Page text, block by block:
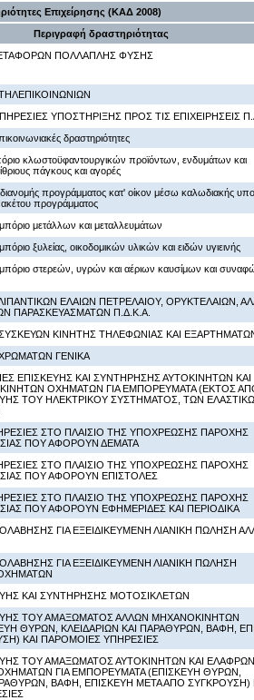
Επιχείρησης (ΚΑΔ 2008)
Περιγραφή δραστηριότητας
ΠΟΛΛΑΠΛΗΣ ΦΥΣΗΣ
ΥΠΟΣΤΗΡΙΞΗΣ ΠΡΟΣ ΤΙΣ ΕΠΙΧΕΙΡΗΣΕΙΣ
δραστηριότητες
κλωστοϋφαντουργικών προϊόντων, ενδυμάτων και
πάγκους και αγορές
προγράμματος κατ' οίκον μέσω καλωδιακής
προγράμματος
μετάλλων και μεταλλευμάτων
ξυλείας, οικοδομικών υλικών και ειδών υγιεινής
στερεών, υγρών και αέριων καυσίμων και
ΕΛΑΙΩΝ ΠΕΤΡΕΛΑΙΟΥ, ΟΡΥΚΤΕΛΑΙΩΝ,
ΠΑΡΑΣΚΕΥΑΣΜΑΤΩΝ Π.Δ.Κ.Α.
ΚΙΝΗΤΗΣ ΤΗΛΕΦΩΝΙΑΣ ΚΑΙ
ΓΕΝΙΚΑ
ΕΠΙΣΚΕΥΗΣ ΚΑΙ ΣΥΝΤΗΡΗΣΗΣ ΑΥΤΟΚΙΝΗΤΩΝ ΚΑΙ
ΟΧΗΜΑΤΩΝ ΓΙΑ ΕΜΠΟΡΕΥΜΑΤΑ (ΕΚΤΟΣ
ΤΟΥ ΗΛΕΚΤΡΙΚΟΥ ΣΥΣΤΗΜΑΤΟΣ, ΤΩΝ
ΣΤΟ ΠΛΑΙΣΙΟ ΤΗΣ ΥΠΟΧΡΕΩΣΗΣ ΠΑΡΟΧΗΣ
ΠΟΥ ΑΦΟΡΟΥΝ ΔΕΜΑΤΑ
ΣΤΟ ΠΛΑΙΣΙΟ ΤΗΣ ΥΠΟΧΡΕΩΣΗΣ ΠΑΡΟΧΗΣ
ΠΟΥ ΑΦΟΡΟΥΝ ΕΠΙΣΤΟΛΕΣ
ΣΤΟ ΠΛΑΙΣΙΟ ΤΗΣ ΥΠΟΧΡΕΩΣΗΣ ΠΑΡΟΧΗΣ
ΠΟΥ ΑΦΟΡΟΥΝ ΕΦΗΜΕΡΙΔΕΣ ΚΑΙ ΠΕΡΙΟΔΙΚΑ
ΓΙΑ ΕΞΕΙΔΙΚΕΥΜΕΝΗ ΛΙΑΝΙΚΗ ΠΩΛΗΣΗ
ΓΙΑ ΕΞΕΙΔΙΚΕΥΜΕΝΗ ΛΙΑΝΙΚΗ ΠΩΛΗΣΗ
ΚΑΙ ΣΥΝΤΗΡΗΣΗΣ ΜΟΤΟΣΙΚΛΕΤΩΝ
ΤΟΥ ΑΜΑΞΩΜΑΤΟΣ ΑΛΛΩΝ ΜΗΧΑΝΟΚΙΝΗΤΩΝ
ΘΥΡΩΝ, ΚΛΕΙΔΑΡΙΩΝ ΚΑΙ ΠΑΡΑΘΥΡΩΝ, ΒΑΦΗ,
ΚΑΙ ΠΑΡΟΜΟΙΕΣ ΥΠΗΡΕΣΙΕΣ
ΤΟΥ ΑΜΑΞΩΜΑΤΟΣ ΑΥΤΟΚΙΝΗΤΩΝ ΚΑΙ ΕΛΑΦΡΩΝ
ΓΙΑ ΕΜΠΟΡΕΥΜΑΤΑ (ΕΠΙΣΚΕΥΗ ΘΥΡΩΝ,
ΒΑΦΗ, ΕΠΙΣΚΕΥΗ ΜΕΤΑ ΑΠΟ ΣΥΓΚΡΟΥΣΗ)